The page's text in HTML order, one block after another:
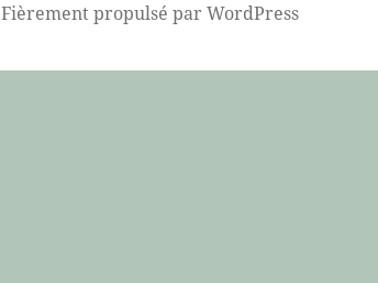
Fièrement propulsé par WordPress